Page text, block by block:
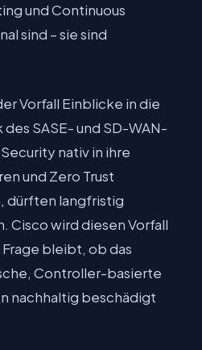
und Continuous
sind – sie sind
Vorfall Einblicke in die
SASE- und SD-WAN-
nativ in ihre
und Zero Trust
dürften langfristig
Cisco wird diesen Vorfall
bleibt, ob das
Controller-basierte
nachhaltig beschädigt